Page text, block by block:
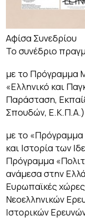
Αφίσα Συνεδρίου
Το συνέδριο
με το Πρόγραμμα
«Ελληνικό και
Παράσταση,
Σπουδών,
με το «Πρόγραμμα
και Ιστορία των
Πρόγραμμα
ανάμεσα στην
Ευρωπαϊκές
Νεοελληνικών
Ιστορικών